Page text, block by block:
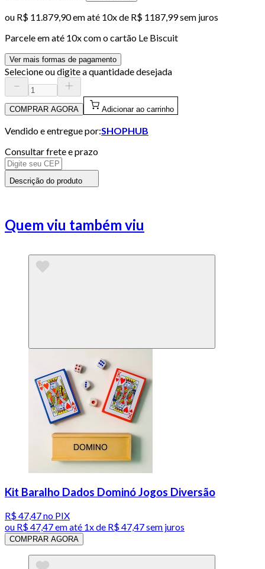
ou R$ 11.879,90em até 10x de R$ 1187,99 sem juros
Parcele em até 10x com o cartão Le Biscuit
Ver mais formas de pagamento
Selecione ou digite a quantidade desejada
COMPRAR AGORA Adicionar ao carrinho
Vendido e entregue por:SHOPHUB
Consultar frete e prazo
Descrição do produto
Quem viu também viu
Kit Baralho Dados Dominó Jogos Diversão
R$ 47,47no PIX
ou R$ 47,47em até 1x de R$ 47,47sem juros
COMPRAR AGORA